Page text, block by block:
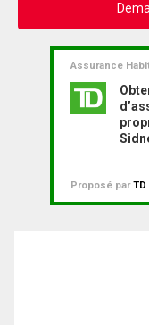
Assurance
Proposé par